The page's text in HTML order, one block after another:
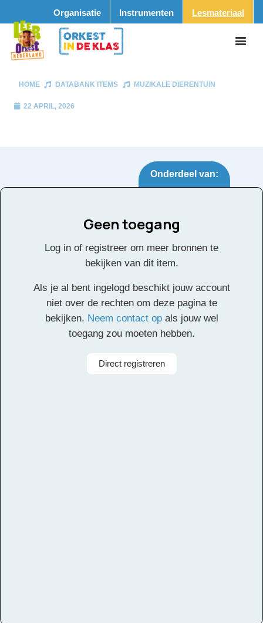
Organisatie Instrumenten Lesmateriaal
HOME DATABANK ITEMS MUZIKALE DIERENTUIN
22 APRIL, 2026
Onderdeel van:
Muzikale Dierentuin
Facebook
TwitterEmailPinterestLinkedIn
Delen
Geen toegang
Log in of registreer om meer bronnen te
bekijken van dit item.
Als je al bent ingelogd beschikt jouw account
niet over de rechten om deze pagina te
bekijken. Neem contact opals jouw wel
toegang zou moeten hebben.
Direct registreren
Alle rechten voorbehouden
Michiel van Vliet